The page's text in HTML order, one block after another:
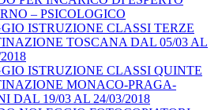
– PSICOLOGICO
ISTRUZIONE CLASSI TERZE
TOSCANA DAL 05/03 AL
ISTRUZIONE CLASSI QUINTE
MONACO-PRAGA-
DAL 19/03 AL 24/03/2018